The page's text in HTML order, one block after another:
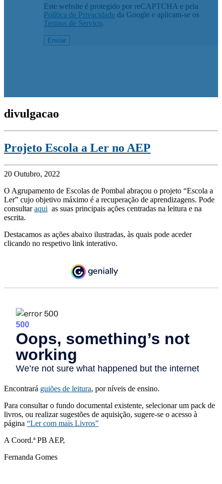
Este website é protegido por reCAPTCHA e pela
Política de Privacidade da Google e aplicam-se os
Termos de Serviço.
divulgacao
Projeto Escola a Ler no AEP
20 Outubro, 2022
O Agrupamento de Escolas de Pombal abraçou o projeto “Escola a
Ler” cujo objetivo máximo é a recuperação de aprendizagens. Pode
consultaraqui as suas principais ações centradas na leitura e na
escrita.
Destacamos as ações abaixo ilustradas, às quais pode aceder
clicando no respetivo link interativo.
Encontrará guiões de leitura, por níveis de ensino.
Para consultar o fundo documental existente, selecionar um pack de
livros, ou realizar sugestões de aquisição, sugere-se o acesso à
página “Ler com mais Livros”
A Coord.ª PB AEP,
Fernanda Gomes